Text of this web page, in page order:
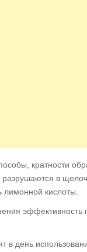
кратности
в
лимонной кислоты.
эффективность
в день